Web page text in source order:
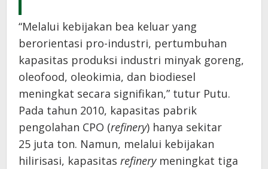
“Melalui kebijakan bea keluar yang
berorientasi pro-industri, pertumbuhan
kapasitas produksi industri minyak goreng,
oleofood, oleokimia, dan biodiesel
meningkat secara signifikan,” tutur Putu.
Pada tahun 2010, kapasitas pabrik
pengolahan CPO (refinery) hanya sekitar
25 juta ton. Namun, melalui kebijakan
hilirisasi, kapasitas refinerymeningkat tiga